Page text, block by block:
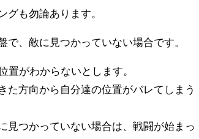
グも勿論あります。
、敵に見つかっていない場合です。
置がわからないとします。
た方向から自分達の位置がバレてしまう
見つかっていない場合は、戦闘が始まっ